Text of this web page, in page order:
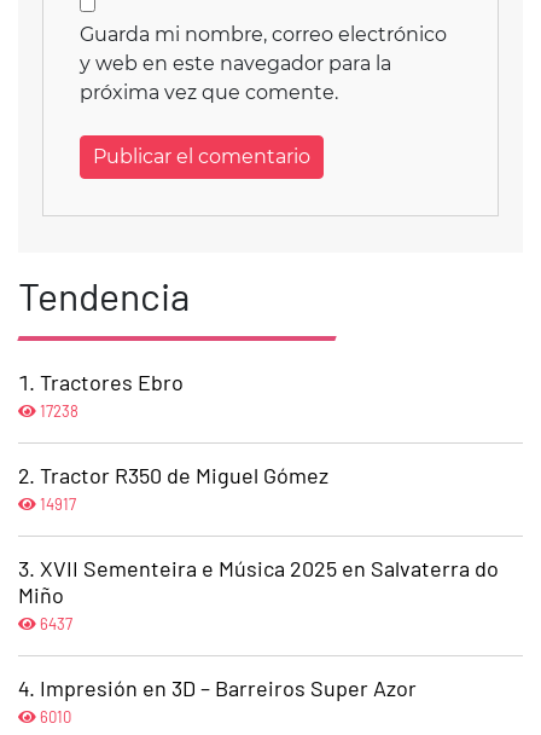
Guarda mi nombre, correo electrónico
y web en este navegador para la
próxima vez que comente.
Tendencia
Tractores Ebro
17238
Tractor R350 de Miguel Gómez
14917
XVII Sementeira e Música 2025 en Salvaterra do
Miño
6437
Impresión en 3D – Barreiros Super Azor
6010